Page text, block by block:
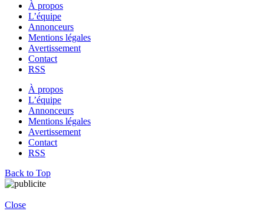
À propos
L’équipe
Annonceurs
Mentions légales
Avertissement
Contact
RSS
À propos
L’équipe
Annonceurs
Mentions légales
Avertissement
Contact
RSS
Back to Top
Close